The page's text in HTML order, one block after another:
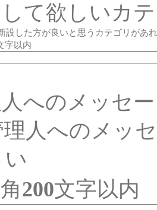
して欲しいカ
設した方が良いと思うカテゴリがあ
字以内
人へのメッセ
人へのメッ
200文字以内